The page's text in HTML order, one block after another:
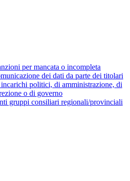
per mancata o incompleta
dei dati da parte dei titolari
politici, di amministrazione, di
o di governo
gruppi consiliari regionali/provinciali